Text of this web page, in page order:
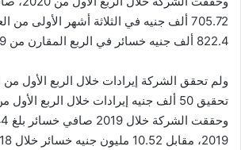
705.72 ألف جنيه في الثلاثة أشهر الأولى من
822.4 ألف جنيه خسائر في الربع المقارن من 2019.
ولم تحقق الشركة إيرادات خلال الربع الأول من
تحقيق 50 ألف جنيه إيرادات خلال الربع